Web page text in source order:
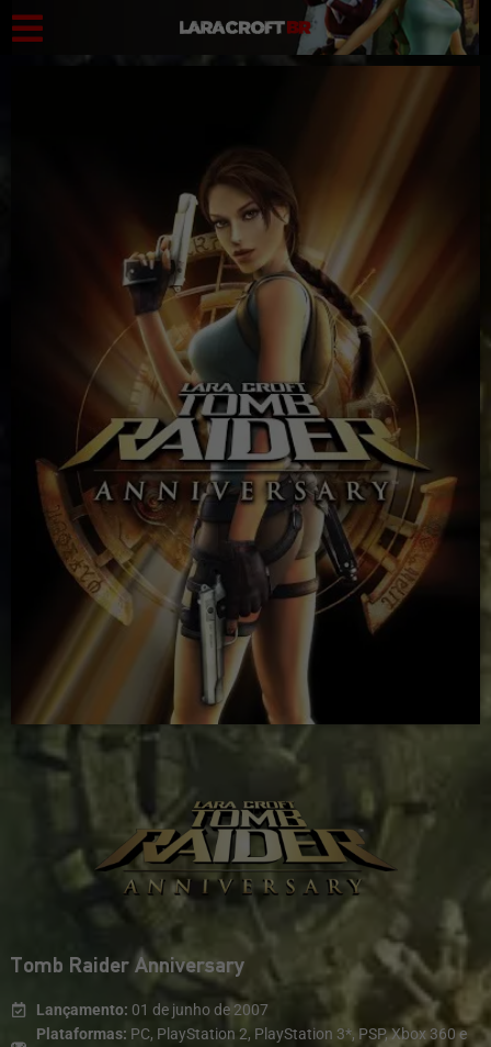
Tomb Raider Anniversary
Lançamento: 01 de junho de 2007
Plataformas: PC, PlayStation 2, PlayStation 3*, PSP, Xbox 360 e